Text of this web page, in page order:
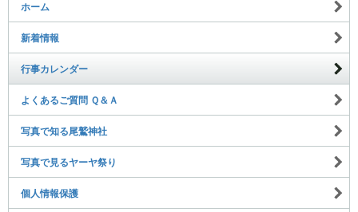
ホーム
新着情報
行事カレンダー
よくあるご質問 Ｑ＆Ａ
写真で知る尾鷲神社
写真で見るヤーヤ祭り
個人情報保護